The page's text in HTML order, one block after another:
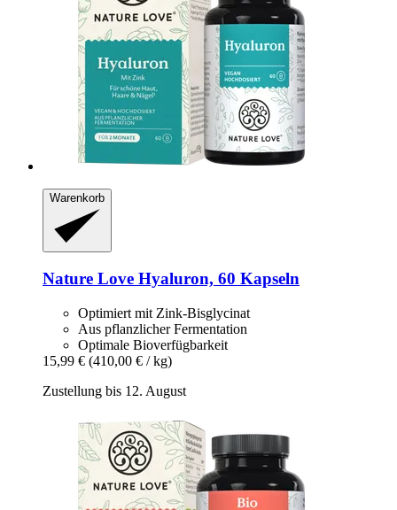
Warenkorb
Nature Love Hyaluron, 60 Kapseln
Optimiert mit Zink-Bisglycinat
Aus pflanzlicher Fermentation
Optimale Bioverfügbarkeit
15,99 € (410,00 € / kg)
Zustellung bis 12. August